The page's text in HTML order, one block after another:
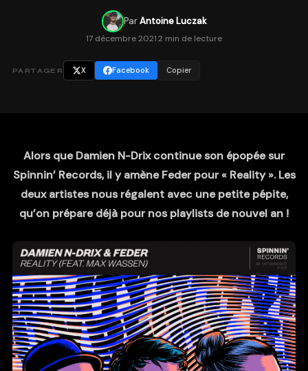
ParAntoine Luczak
17 décembre 20212 min de lecture
PARTAGER X Facebook Copier
Alors que Damien N-Drix continue son épopée sur
Spinnin’ Records, il y amène Feder pour « Reality ». Les
deux artistes nous régalent avec une petite pépite,
qu’on prépare déjà pour nos playlists de nouvel an !